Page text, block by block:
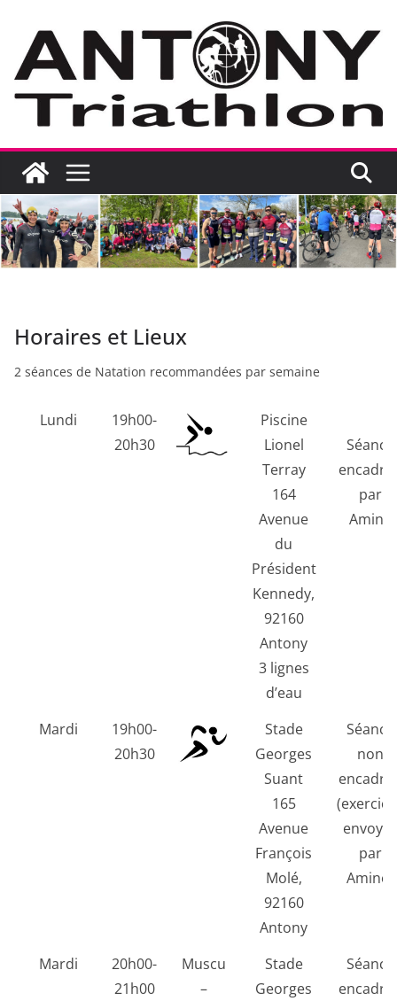
contenu
Horaires et Lieux
2 séances de Natation recommandées par semaine
Lundi
19h00-
20h30
Piscine
Lionel
Terray
164
Avenue
du
Président
Kennedy,
92160
Antony
3 lignes
d’eau
Séance
par
Amine
Mardi
19h00-
20h30
Stade
Georges
Suant
165
Avenue
François
Molé,
92160
Antony
Séance
non
envoyés
par
Amine)
Mardi
20h00-
21h00
Muscu
–
Stade
Georges
Séance